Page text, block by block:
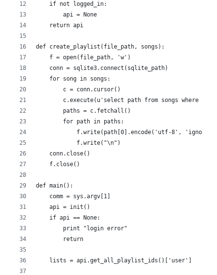
    if not logged_in:
        api = None
    return api
def create_playlist(file_path, songs):
    f = open(file_path, 'w')
    conn = sqlite3.connect(sqlite_path)
    for song in songs:
        c = conn.cursor()
c.execute(u'select path from songs where
        paths = c.fetchall()
        for path in paths:
f.write(path[0].encode('utf-8',
            f.write("\n")
    conn.close()
    f.close()
def main():
    comm = sys.argv[1]
    api = init()
    if api == None:
        print "login error"
        return
    lists = api.get_all_playlist_ids()['user']